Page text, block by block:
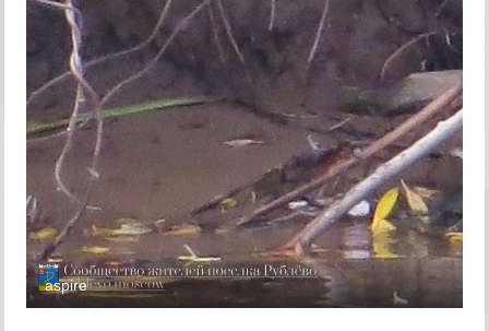
aspire